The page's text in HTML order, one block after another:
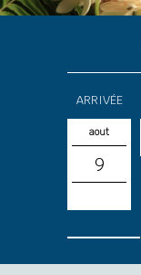
ARRIVÉE
aout
9